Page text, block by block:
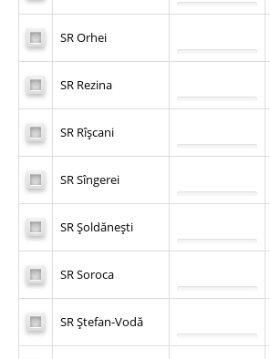
SR Orhei
SR Rezina
SR Rîşcani
SR Sîngerei
SR Şoldăneşti
SR Soroca
SR Ştefan-Vodă